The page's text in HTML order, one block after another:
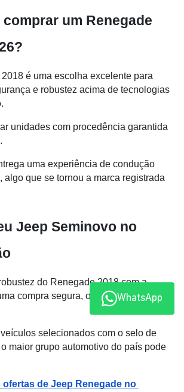
comprar um Renegade
é uma escolha excelente para
e robustez acima de tecnologias
unidades com procedência garantida
uma experiência de condução
algo que se tornou a marca registrada
Jeep Seminovo no
do Renegade 2018 com a
compra segura, o
Primeira Mão é o
selecionados com o selo de
maior grupo automotivo do país pode
de Jeep Renegade no
WhatsApp